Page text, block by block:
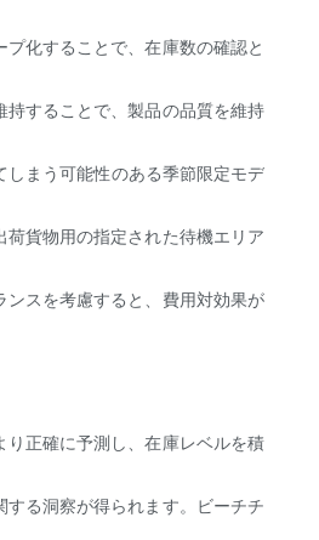
化することで、在庫数の確認と
することで、製品の品質を維持
まう可能性のある季節限定モデ
貨物用の指定された待機エリア
スを考慮すると、費用対効果が
正確に予測し、在庫レベルを積
る洞察が得られます。ビーチチ